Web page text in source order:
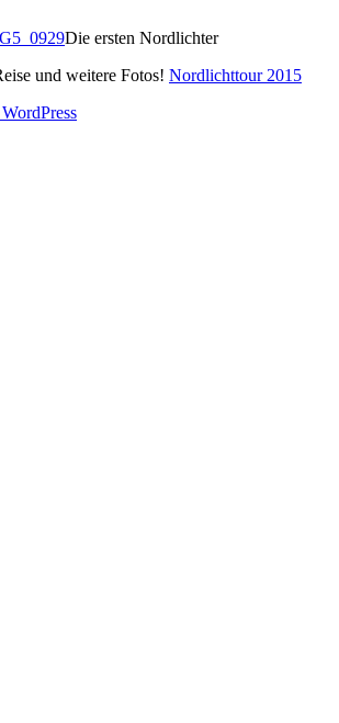
Die ersten Nordlichter
und weitere Fotos! Nordlichttour 2015